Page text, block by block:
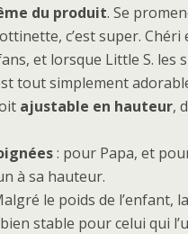
du produit. Se
c’est super. Chéri
et lorsque Little S. les
tout simplement
ajustable en hauteur,
: pour Papa, et
à sa hauteur.
le poids de l’enfant, la
stable pour celui qui